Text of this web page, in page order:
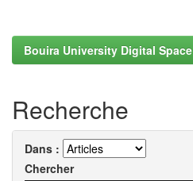
Bouira University Digital Space
Recherche
Dans :
Chercher